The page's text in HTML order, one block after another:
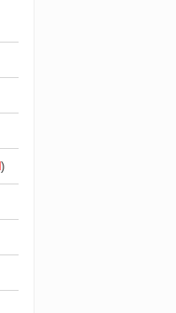
Dyson Airwrap plaukų formavimo prietaisas (atsiliepimai)
Rašomasis stalas ir kėdė mokiniui: kaip išsirinkti?
)